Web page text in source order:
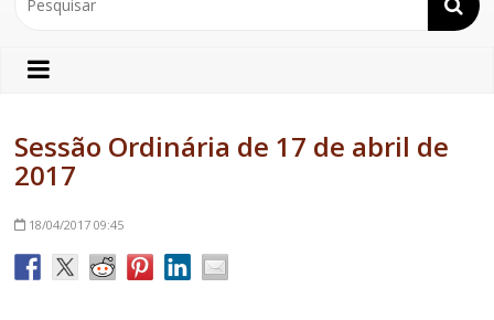
Sessão Ordinária de 17 de abril de
2017
18/04/2017 09:45